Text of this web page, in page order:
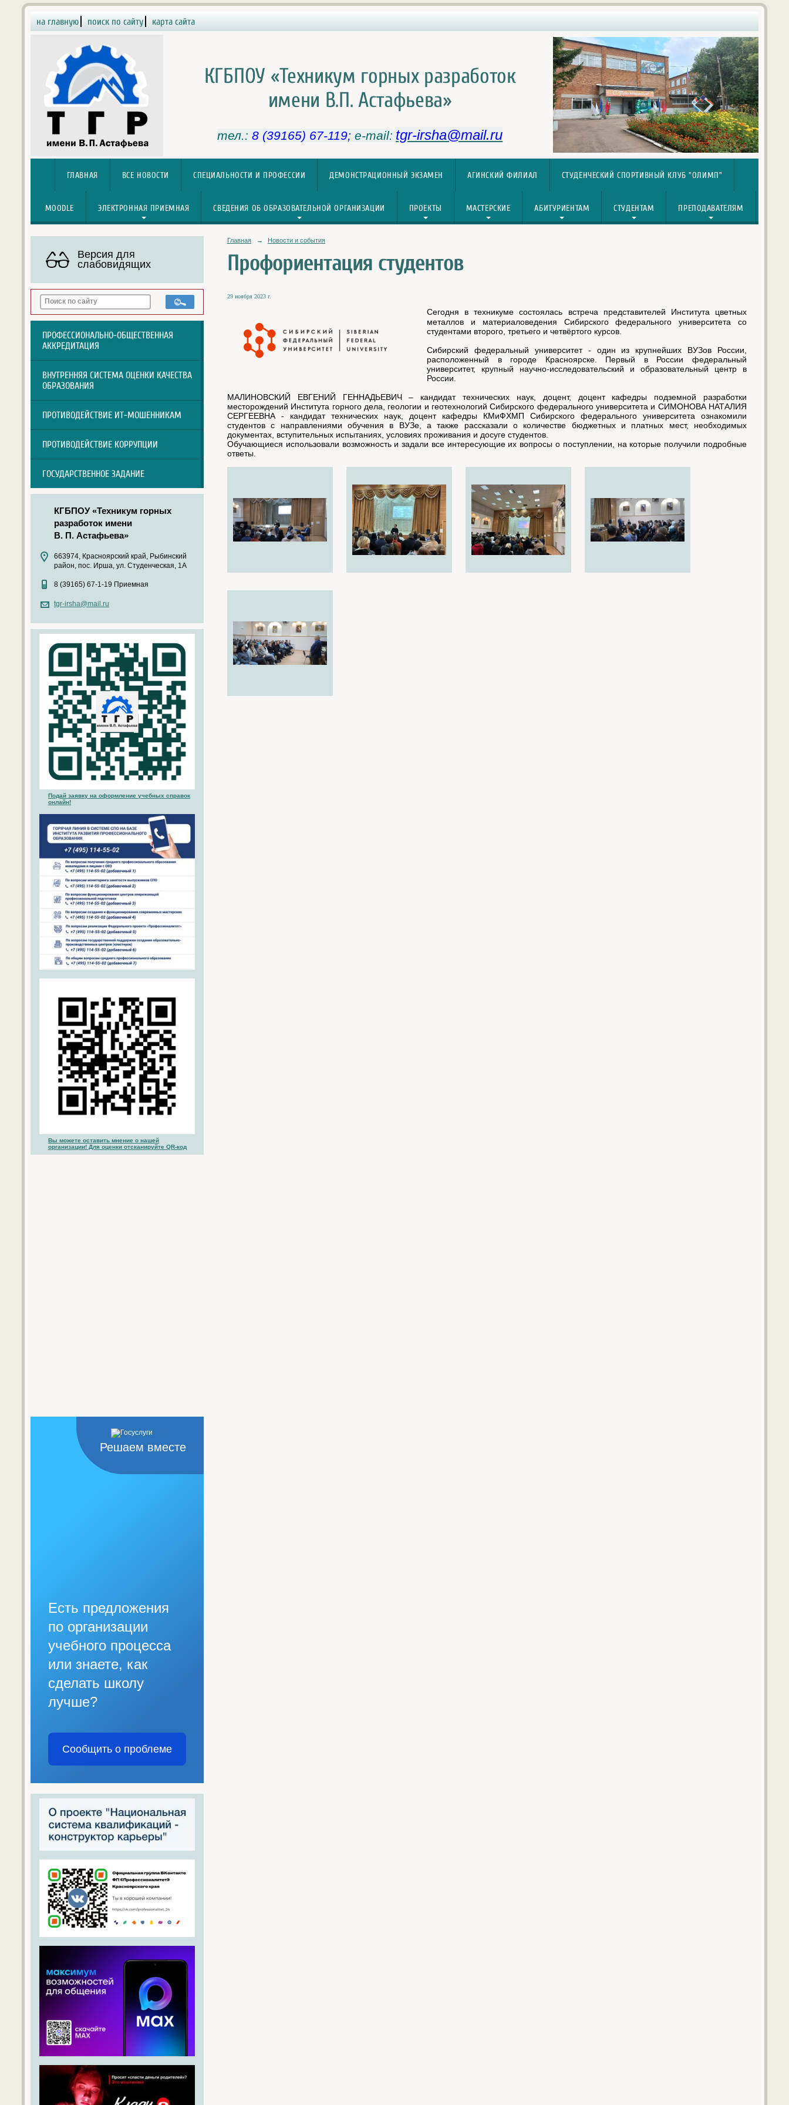
на главную поиск по сайту карта сайта
КГБПОУ «Техникум горных разработок
имени В.П. Астафьева»
тел.: 8 (39165) 67-119;e-mail: tgr-irsha@mail.ru
ГЛАВНАЯ ВСЕ НОВОСТИ СПЕЦИАЛЬНОСТИ И ПРОФЕССИИ ДЕМОНСТРАЦИОННЫЙ ЭКЗАМЕН АГИНСКИЙ ФИЛИАЛ СТУДЕНЧЕСКИЙ СПОРТИВНЫЙ КЛУБ "ОЛИМП"
MOODLE ЭЛЕКТРОННАЯ ПРИЕМНАЯ СВЕДЕНИЯ ОБ ОБРАЗОВАТЕЛЬНОЙ ОРГАНИЗАЦИИ ПРОЕКТЫ МАСТЕРСКИЕ АБИТУРИЕНТАМ СТУДЕНТАМ ПРЕПОДАВАТЕЛЯМ
Версия для
слабовидящих
ПРОФЕССИОНАЛЬНО-ОБЩЕСТВЕННАЯ
АККРЕДИТАЦИЯ
ВНУТРЕННЯЯ СИСТЕМА ОЦЕНКИ КАЧЕСТВА
ОБРАЗОВАНИЯ
ПРОТИВОДЕЙСТВИЕ ИТ-МОШЕННИКАМ
ПРОТИВОДЕЙСТВИЕ КОРРУПЦИИ
ГОСУДАРСТВЕННОЕ ЗАДАНИЕ
КГБПОУ «Техникум горных
разработок имени
В. П. Астафьева»
663974, Красноярский край, Рыбинский
район, пос. Ирша, ул. Студенческая, 1А
8 (39165) 67-1-19 Приемная
tgr-irsha@mail.ru
Подай заявку на оформление учебных справок
онлайн!
Вы можете оставить мнение о нашей
организации! Для оценки отсканируйте QR-код
Решаем вместе
Есть предложения
по организации
учебного процесса
или знаете, как
сделать школу
лучше?
Сообщить о проблеме
Главная → Новости и события
Профориентация студентов
29 ноября 2023 г.
Сегодня в техникуме состоялась встреча представителей Института цветных
металлов и материаловедения Сибирского федерального университета со
студентами второго, третьего и четвёртого курсов.
Сибирский федеральный университет - один из крупнейших ВУЗов России,
расположенный в городе Красноярске. Первый в России федеральный
университет, крупный научно-исследовательский и образовательный центр в
России.
МАЛИНОВСКИЙ ЕВГЕНИЙ ГЕННАДЬЕВИЧ – кандидат технических наук, доцент, доцент кафедры подземной разработки
месторождений Института горного дела, геологии и геотехнологий Сибирского федерального университета и СИМОНОВА НАТАЛИЯ
СЕРГЕЕВНА - кандидат технических наук, доцент кафедры КМиФХМП Сибирского федерального университета ознакомили
студентов с направлениями обучения в ВУЗе, а также рассказали о количестве бюджетных и платных мест, необходимых
документах, вступительных испытаниях, условиях проживания и досуге студентов.
Обучающиеся использовали возможность и задали все интересующие их вопросы о поступлении, на которые получили подробные
ответы.